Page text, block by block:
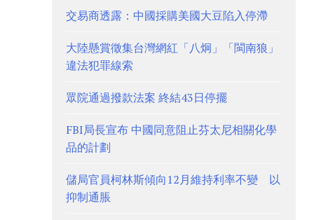
交易商透露：中國採購美國大豆陷入停滯
大陸懸賞徵集台灣網紅「八炯」「閩南狼」
違法犯罪線索
眾院通過撥款法案 終結43日停擺
FBI局長宣布 中國同意阻止芬太尼相關化學
品的計劃
儲局官員柯林斯傾向12月維持利率不變 以
抑制通脹